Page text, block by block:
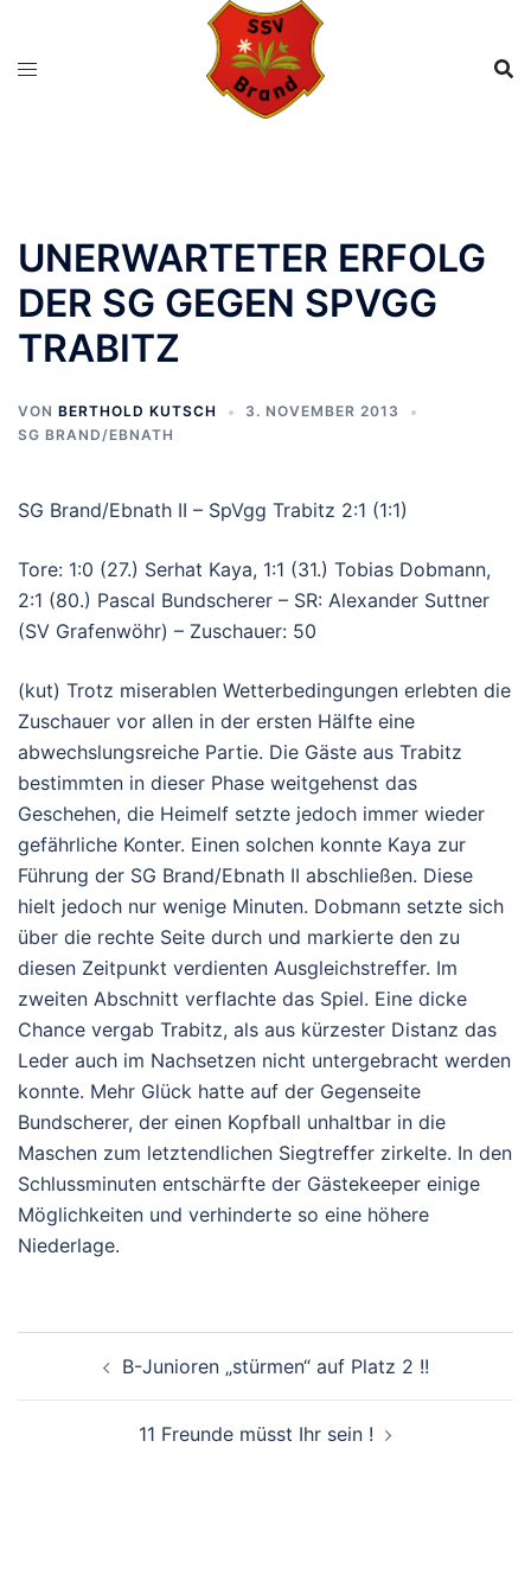
springen
UNERWARTETER ERFOLG
DER SG GEGEN SPVGG
TRABITZ
VON BERTHOLD KUTSCH
3. NOVEMBER 2013
SG BRAND/EBNATH
SG Brand/Ebnath II – SpVgg Trabitz 2:1 (1:1)
Tore: 1:0 (27.) Serhat Kaya, 1:1 (31.) Tobias Dobmann,
2:1 (80.) Pascal Bundscherer – SR: Alexander Suttner
(SV Grafenwöhr) – Zuschauer: 50
(kut) Trotz miserablen Wetterbedingungen erlebten die
Zuschauer vor allen in der ersten Hälfte eine
abwechslungsreiche Partie. Die Gäste aus Trabitz
bestimmten in dieser Phase weitgehenst das
Geschehen, die Heimelf setzte jedoch immer wieder
gefährliche Konter. Einen solchen konnte Kaya zur
Führung der SG Brand/Ebnath II abschließen. Diese
hielt jedoch nur wenige Minuten. Dobmann setzte sich
über die rechte Seite durch und markierte den zu
diesen Zeitpunkt verdienten Ausgleichstreffer. Im
zweiten Abschnitt verflachte das Spiel. Eine dicke
Chance vergab Trabitz, als aus kürzester Distanz das
Leder auch im Nachsetzen nicht untergebracht werden
konnte. Mehr Glück hatte auf der Gegenseite
Bundscherer, der einen Kopfball unhaltbar in die
Maschen zum letztendlichen Siegtreffer zirkelte. In den
Schlussminuten entschärfte der Gästekeeper einige
Möglichkeiten und verhinderte so eine höhere
Niederlage.
B-Junioren „stürmen“ auf Platz 2 !!
11 Freunde müsst Ihr sein !